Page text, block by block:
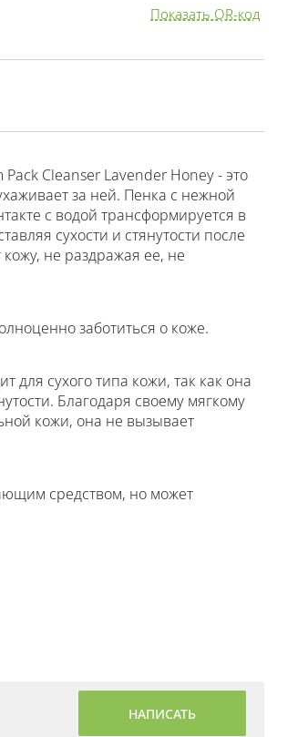
Показать QR-код
Cleanser Lavender Honey - это
за ней. Пенка с нежной
с водой трансформируется в
сухости и стянутости после
не раздражая ее, не
заботиться о коже.
сухого типа кожи, так как она
Благодаря своему мягкому
кожи, она не вызывает
средством, но может
НАПИСАТЬ